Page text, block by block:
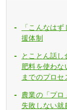
「こんなは
援体制
とことん話
肥料を使わな
までのプロセ
農業の「プロ
失敗しない就